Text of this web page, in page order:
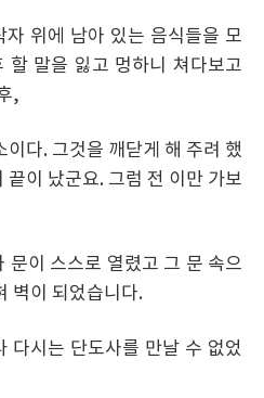
위에 남아 있는 음식들을 모
할 말을 잃고 멍하니 쳐다보고
,
다. 그것을 깨닫게 해 주려 했
이 났군요. 그럼 전 이만 가보
문이 스스로 열렸고 그 문 속으
벽이 되었습니다.
다시는 단도사를 만날 수 없었